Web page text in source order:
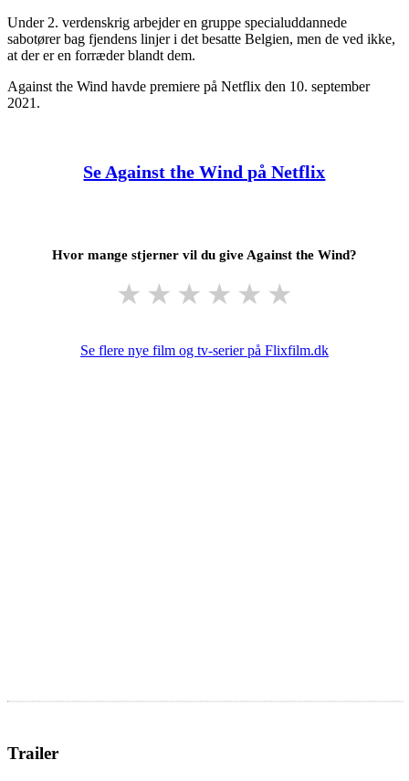
Under 2. verdenskrig arbejder en gruppe specialuddannede
sabotører bag fjendens linjer i det besatte Belgien, men de ved ikke,
at der er en forræder blandt dem.
Against the Wind havde premiere på Netflix den 10. september
2021.
Se Against the Wind på Netflix
Hvor mange stjerner vil du give Against the Wind?
★ ★ ★ ★ ★ ★
Se flere nye film og tv-serier på Flixfilm.dk
Trailer